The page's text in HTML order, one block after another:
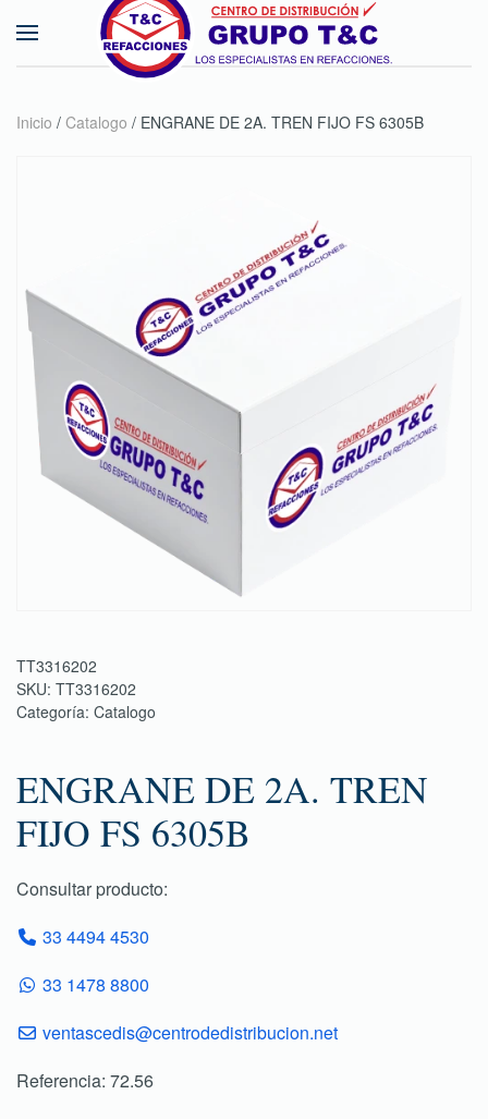
Skip to main content
Inicio / Catalogo / ENGRANE DE 2A. TREN FIJO FS 6305B
TT3316202
SKU: TT3316202
Categoría: Catalogo
ENGRANE DE 2A. TREN
FIJO FS 6305B
Consultar producto:
33 4494 4530
33 1478 8800
ventascedis@centrodedistribucion.net
Referencia: 72.56